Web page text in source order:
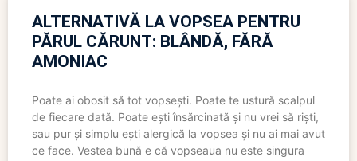
ALTERNATIVĂ LA VOPSEA PENTRU
PĂRUL CĂRUNT: BLÂNDĂ, FĂRĂ
AMONIAC
Poate ai obosit să tot vopsești. Poate te ustură scalpul
de fiecare dată. Poate ești însărcinată și nu vrei să riști,
sau pur și simplu ești alergică la vopsea și nu ai mai avut
ce face. Vestea bună e că vopseaua nu este singura